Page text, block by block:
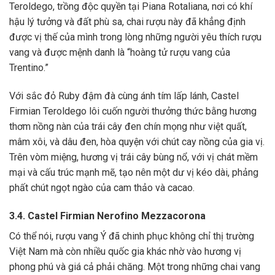
Teroldego, trồng độc quyền tại Piana Rotaliana, nơi có khí
hậu lý tưởng và đất phù sa, chai rượu này đã khẳng định
được vị thế của mình trong lòng những người yêu thích rượu
vang và được mệnh danh là “hoàng tử rượu vang của
Trentino.”
Với sắc đỏ Ruby đậm đà cùng ánh tím lấp lánh, Castel
Firmian Teroldego lôi cuốn người thưởng thức bằng hương
thơm nồng nàn của trái cây đen chín mọng như việt quất,
mâm xôi, và dâu đen, hòa quyện với chút cay nồng của gia vị.
Trên vòm miệng, hương vị trái cây bùng nổ, với vị chát mềm
mại và cấu trúc mạnh mẽ, tạo nên một dư vị kéo dài, phảng
phất chút ngọt ngào của cam thảo và cacao.
3.4. Castel Firmian Nerofino Mezzacorona
Có thể nói, rượu vang Ý đã chinh phục không chỉ thị trường
Việt Nam mà còn nhiều quốc gia khác nhờ vào hương vị
phong phú và giá cả phải chăng. Một trong những chai vang